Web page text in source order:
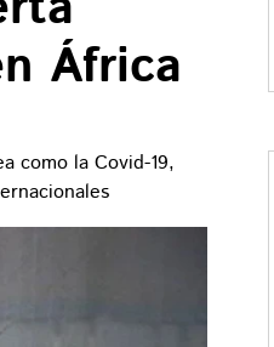
África
como la Covid-19,